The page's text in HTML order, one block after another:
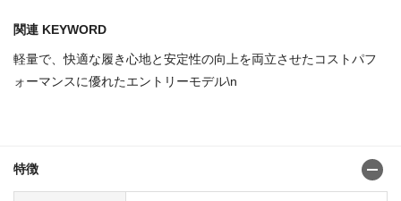
関連 KEYWORD
軽量で、快適な履き心地と安定性の向上を両立させたコストパフ
ォーマンスに優れたエントリーモデル\n
特徴